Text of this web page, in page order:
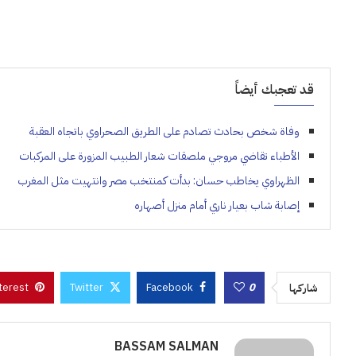
قد تعجبك أيضاً
وفاة شخص بحادث تصادم على الطريق الصحراوي باتجاه العقبة
الأطباء تقاضي مروجي ملصقات شعار الطبيب المزورة على المركبات
الظهراوي يخاطب حسان: بدأت كمنتخب مصر وانتهيت مثل المغرب
إصابة شاب بعيار ناري أمام منزل أصهاره
شاركها 0
Facebook
Twitter
BASSAM SALMAN